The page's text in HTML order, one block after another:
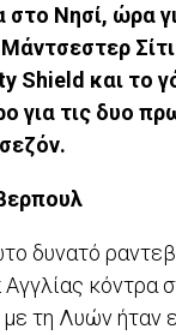
στο Νησί, ώρα
Shield και το
για τις δυο
δυνατό
κόντρα
με τη Λυών ήταν